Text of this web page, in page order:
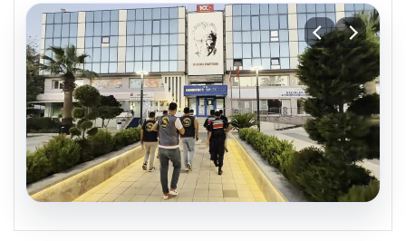
05.08.2026